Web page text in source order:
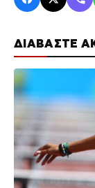
ΔΙΑΒΑΣΤΕ